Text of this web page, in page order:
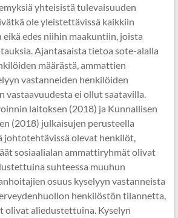
yhteisistä tulevaisuuden
ole yleistettävissä kaikkiin
edes niihin maakuntiin, joista
Ajantasaista tietoa sote-alalla
määrästä, ammattien
vastanneiden henkilöiden
vastaavuudesta ei ollut saatavilla.
laitoksen (2018) ja Kunnallisen
(2018) julkaisujen perusteella
johtotehtävissä olevat henkilöt,
sosiaalialan ammattiryhmät olivat
suhteessa muuhun
osuus kyselyyn vastanneista
henkilöstön tilannetta,
olivat aliedustettuina. Kyselyn